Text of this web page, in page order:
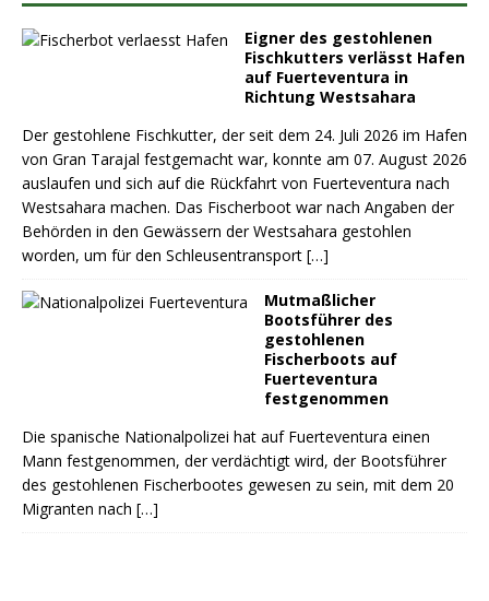
Eigner des gestohlenen
Fischkutters verlässt Hafen
auf Fuerteventura in
Richtung Westsahara
Der gestohlene Fischkutter, der seit dem 24. Juli 2026 im Hafen
von Gran Tarajal festgemacht war, konnte am 07. August 2026
auslaufen und sich auf die Rückfahrt von Fuerteventura nach
Westsahara machen. Das Fischerboot war nach Angaben der
Behörden in den Gewässern der Westsahara gestohlen
worden, um für den Schleusentransport […]
Mutmaßlicher
Bootsführer des
gestohlenen
Fischerboots auf
Fuerteventura
festgenommen
Die spanische Nationalpolizei hat auf Fuerteventura einen
Mann festgenommen, der verdächtigt wird, der Bootsführer
des gestohlenen Fischerbootes gewesen zu sein, mit dem 20
Migranten nach […]